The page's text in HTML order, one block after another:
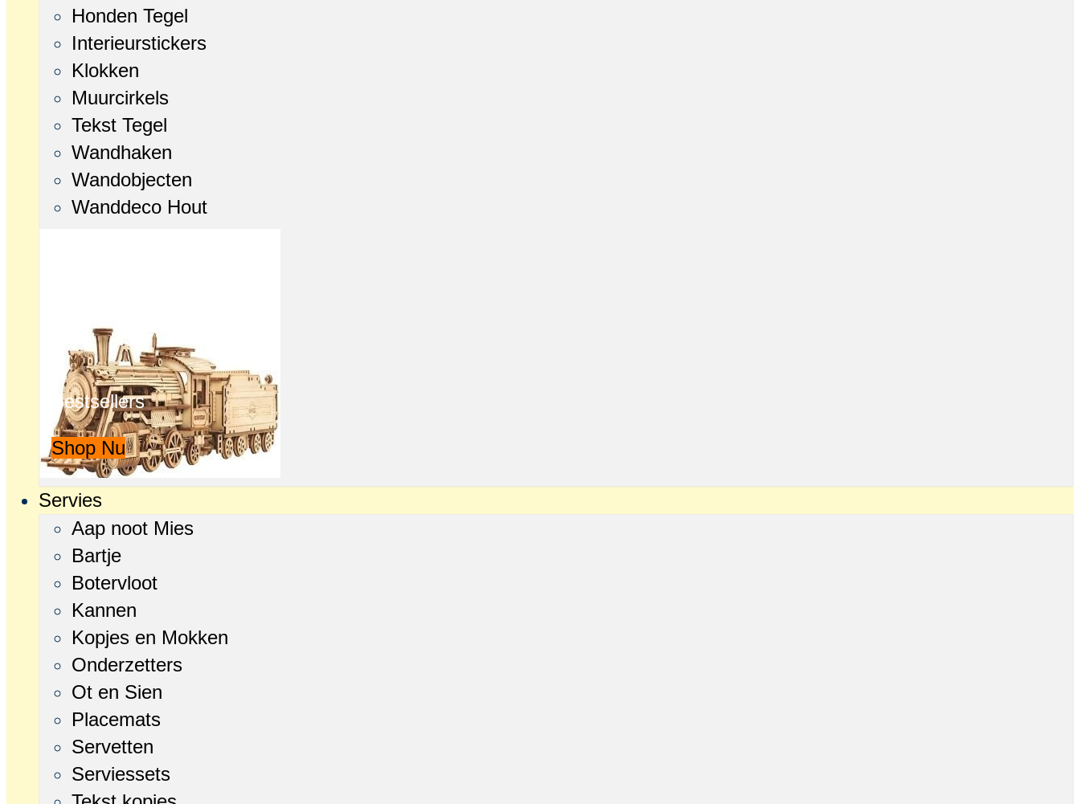
Honden Tegel
Interieurstickers
Klokken
Muurcirkels
Tekst Tegel
Wandhaken
Wandobjecten
Wanddeco Hout
Bestsellers
Shop Nu
Servies
Aap noot Mies
Bartje
Botervloot
Kannen
Kopjes en Mokken
Onderzetters
Ot en Sien
Placemats
Servetten
Serviessets